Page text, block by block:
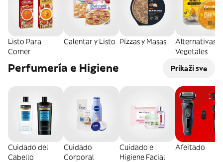
Listo Para
Comer
Calentar y Listo Pizzas y Masas
Alternativas
Vegetales
Perfumería e Higiene Prikaži sve
Cuidado del
Cabello
Cuidado
Corporal
Cuidado e
Higiene Facial
Afeitado